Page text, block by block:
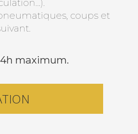
coups et
maximum.